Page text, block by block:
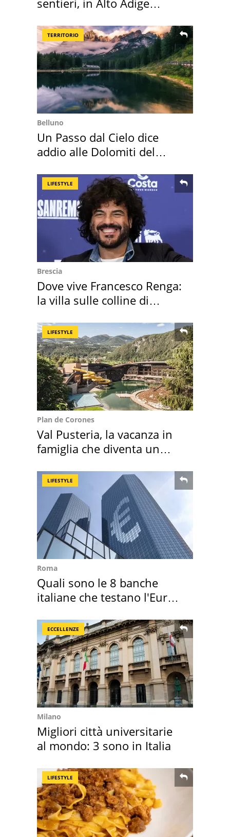
TERRITORIO
Belluno
Un Passo dal Cielo dice
addio alle Dolomiti del
LIFESTYLE
Brescia
Dove vive Francesco Renga:
la villa sulle colline di
LIFESTYLE
Plan de Corones
Val Pusteria, la vacanza in
famiglia che diventa un
LIFESTYLE
Roma
Quali sono le 8 banche
italiane che testano l'Euro
ECCELLENZE
Milano
Migliori città universitarie
al mondo: 3 sono in Italia
LIFESTYLE